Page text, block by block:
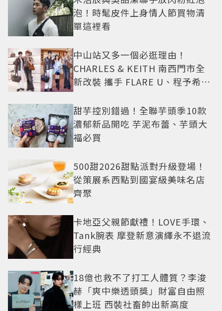
泡！時髦皮件上身情人節買物清
單這裡看
中山站又多一個必逛理由！
CHARLES & KEITH 南西門市全
新改裝 攜手 FLARE U、程予希演
甜芋控別錯過！全聯芋頭季10款
濃郁新品開吃 芋泥布蕾、芋頭大
福必買
500甜2026甜點派對升級登場！
從策展系西點到國宴級美味名店
齊聚
卡地亞父親節獻禮！LOVE手環、
Tank腕表 摩登新意演繹永不退流
行經典
18億也救不了打工人體質？李浚
赫「爽中樂透頭獎」財富自由照
樣上班 西裝社畜帥出新高度